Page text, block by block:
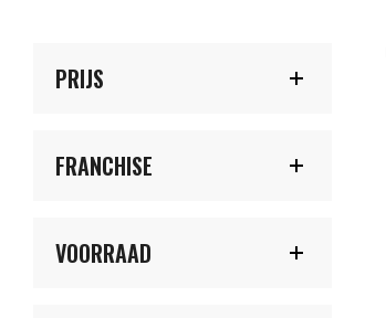
PRIJS
FRANCHISE
VOORRAAD